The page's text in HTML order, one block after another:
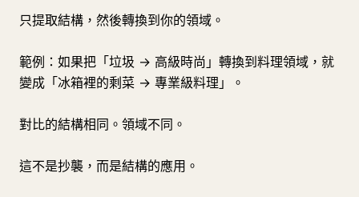
只提取結構，然後轉換到你的領域。
範例：如果把「垃圾 → 高級時尚」轉換到料理領域，就
變成「冰箱裡的剩菜 → 專業級料理」。
對比的結構相同。領域不同。
這不是抄襲，而是結構的應用。